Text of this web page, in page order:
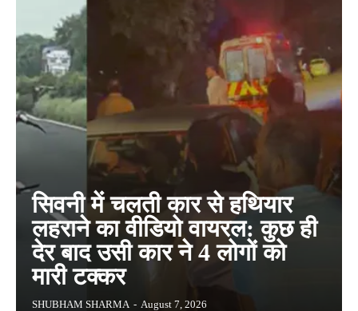
सिवनी में चलती कार से हथियार
लहराने का वीडियो वायरल: कुछ ही
देर बाद उसी कार ने 4 लोगों को
मारी टक्कर
SHUBHAM SHARMA - August 7, 2026